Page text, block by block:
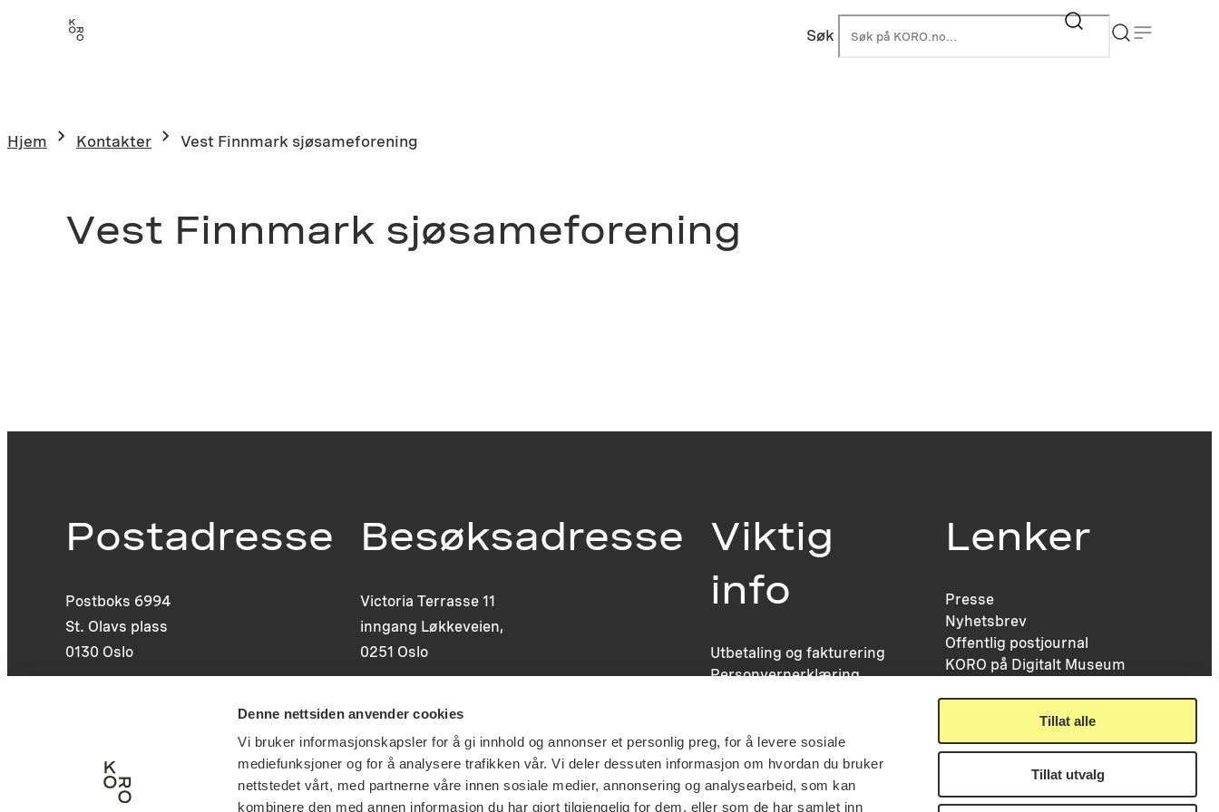
Denne nettsiden anvender cookies
Vi bruker informasjonskapsler for å gi innhold og annonser et personlig preg, for å levere sosiale
mediefunksjoner og for å analysere trafikken vår. Vi deler dessuten informasjon om hvordan du bruker
nettstedet vårt, med partnerne våre innen sosiale medier, annonsering og analysearbeid, som kan
kombinere den med annen informasjon du har gjort tilgjengelig for dem, eller som de har samlet inn
Tillat alle
Tillat utvalg
Søk
Hjem Kontakter Vest Finnmark sjøsameforening
Vest Finnmark sjøsameforening
Postadresse
Postboks 6994
St. Olavs plass
0130 Oslo
Besøksadresse
Victoria Terrasse 11
inngang Løkkeveien,
0251 Oslo
Viktig
info
Utbetaling og fakturering
Personvernerklæring
Last ned logo
Lenker
Presse
Nyhetsbrev
Offentlig postjournal
KORO på Digitalt Museum